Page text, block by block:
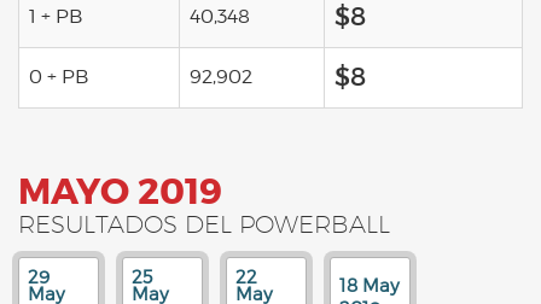
1 + PB 40,348 $8
0 + PB 92,902 $8
MAYO 2019
RESULTADOS DEL POWERBALL
29
May
25
May
22
May
18 May